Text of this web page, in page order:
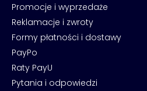
Promocje i wyprzedaże
Reklamacje i zwroty
Formy płatności i dostawy
PayPo
Raty PayU
Pytania i odpowiedzi